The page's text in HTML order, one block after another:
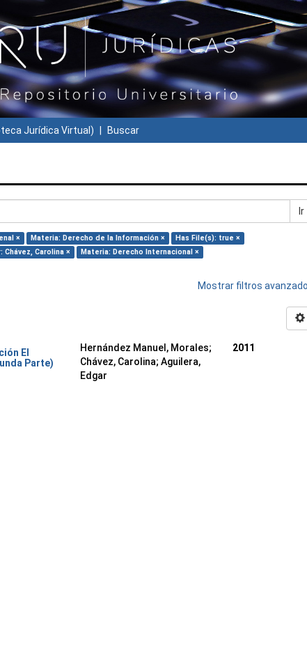
Jurídica Virtual) Buscar
Ir
× Materia: Derecho de la Información ×
Has File(s): true ×
Chávez, Carolina ×
Materia: Derecho Internacional ×
Mostrar filtros
El
Parte)
Hernández Manuel, Morales;
Chávez, Carolina; Aguilera,
Edgar
2011